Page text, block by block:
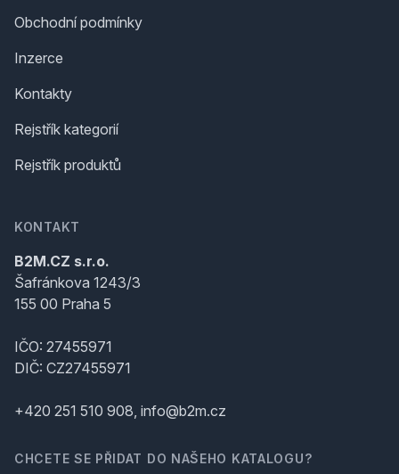
Obchodní podmínky
Inzerce
Kontakty
Rejstřík kategorií
Rejstřík produktů
KONTAKT
B2M.CZ s.r.o.
Šafránkova 1243/3
155 00 Praha 5
IČO: 27455971
DIČ: CZ27455971
+420 251 510 908, info@b2m.cz
CHCETE SE PŘIDAT DO NAŠEHO KATALOGU?